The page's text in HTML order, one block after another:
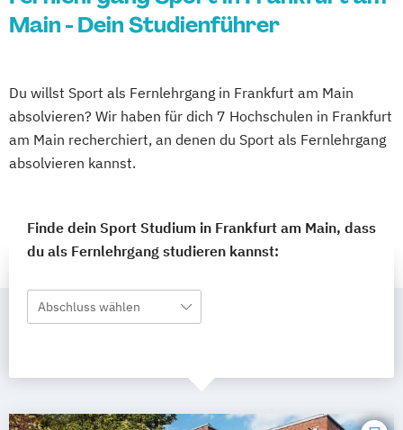
Main - Dein Studienführer
Du willst Sport als Fernlehrgang in Frankfurt am Main
absolvieren? Wir haben für dich 7 Hochschulen in Frankfurt
am Main recherchiert, an denen du Sport als Fernlehrgang
absolvieren kannst.
Finde dein Sport Studium in Frankfurt am Main, dass
du als Fernlehrgang studieren kannst:
Abschluss wählen